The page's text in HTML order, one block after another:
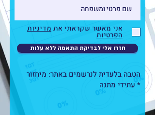
אני מאשר שקראתי את מדיניות
הפרטיות
חזרו אלי לבדיקת התאמה ללא עלות
הטבה בלעדית לנרשמים באתר: מיחזור
עתידי מתנה *